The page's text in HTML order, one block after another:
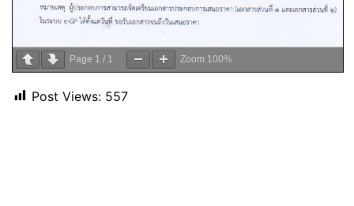
Page 1 / 1 Zoom 100%
Post Views: 557